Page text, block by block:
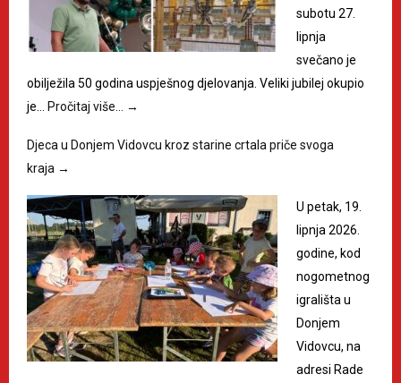
subotu 27.
lipnja
svečano je
obilježila 50 godina uspješnog djelovanja. Veliki jubilej okupio
je…
Pročitaj više… →
Djeca u Donjem Vidovcu kroz starine crtala priče svoga
kraja →
U petak, 19.
lipnja 2026.
godine, kod
nogometnog
igrališta u
Donjem
Vidovcu, na
adresi Rade